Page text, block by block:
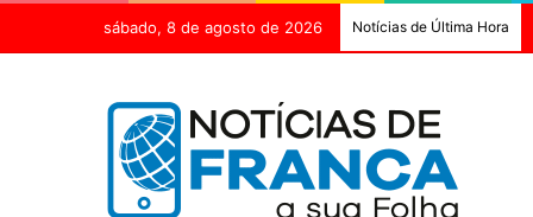
sábado, 8 de agosto de 2026 Notícias de Última Hora